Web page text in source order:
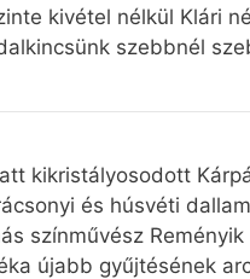
kivétel nélkül Klári
szebbnél
kikristályosodott
és húsvéti
színművész
újabb gyűjtésének